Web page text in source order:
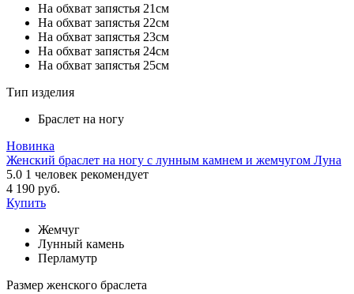
На обхват запястья 21см
На обхват запястья 22см
На обхват запястья 23см
На обхват запястья 24см
На обхват запястья 25см
Тип изделия
Браслет на ногу
Новинка
Женский браслет на ногу с лунным камнем и жемчугом Луна
5.0 1 человек рекомендует
4 190 руб.
Купить
Жемчуг
Лунный камень
Перламутр
Размер женского браслета